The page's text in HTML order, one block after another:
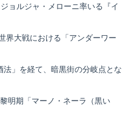
ョルジャ・メローニ率いる『イ
界大戦における「アンダーワー
法」を経て、暗黒街の分岐点とな
明期「マーノ・ネーラ（黒い